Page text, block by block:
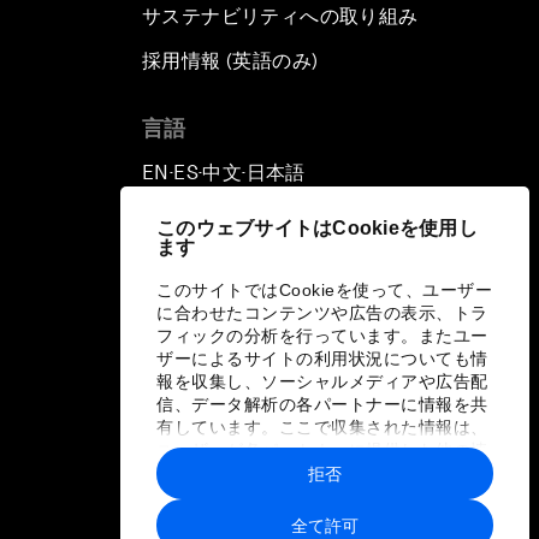
このウェブサイトはCookieを使用し
ます
このサイトではCookieを使って、ユーザー
に合わせたコンテンツや広告の表示、トラ
フィックの分析を行っています。またユー
ザーによるサイトの利用状況についても情
報を収集し、ソーシャルメディアや広告配
信、データ解析の各パートナーに情報を共
有しています。ここで収集された情報は、
ユーザーが各パートナーに提供した他の情
報や各パートナーのサービスを使用した際
に収集された情報と組み合わされ、各パー
トナーによって使用されることがありま
全て許可
拒否
サステナビリティへの取り組み
採用情報 (英語のみ)
言語
EN ▪ ES▪中文▪ 日本語